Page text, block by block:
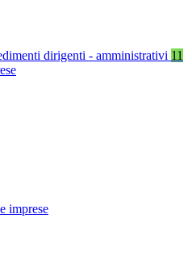
dirigenti - amministrativi 11
imprese